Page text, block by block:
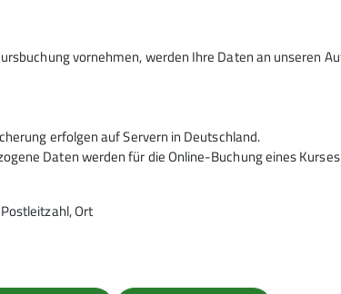
vornehmen, werden Ihre Daten an unseren
erfolgen auf Servern in Deutschland.
Daten werden für die Online-Buchung eines
Ort